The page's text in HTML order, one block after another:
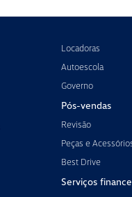
Locadoras
Autoescola
Governo
Pós-vendas
Revisão
Peças e
Best Drive
Serviços